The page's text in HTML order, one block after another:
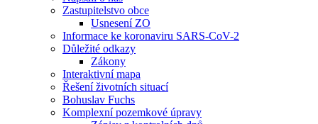
Zastupitelstvo obce
Usnesení ZO
Informace ke koronaviru SARS-CoV-2
Důležité odkazy
Zákony
Interaktivní mapa
Řešení životních situací
Bohuslav Fuchs
Komplexní pozemkové úpravy